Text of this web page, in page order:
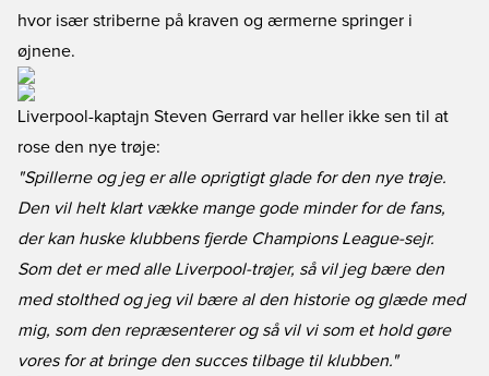
hvor især striberne på kraven og ærmerne springer i
øjnene.
Liverpool-kaptajn Steven Gerrard var heller ikke sen til at
rose den nye trøje:
"Spillerne og jeg er alle oprigtigt glade for den nye trøje.
Den vil helt klart vække mange gode minder for de fans,
der kan huske klubbens fjerde Champions League-sejr.
Som det er med alle Liverpool-trøjer, så vil jeg bære den
med stolthed og jeg vil bære al den historie og glæde med
mig, som den repræsenterer og så vil vi som et hold gøre
vores for at bringe den succes tilbage til klubben."